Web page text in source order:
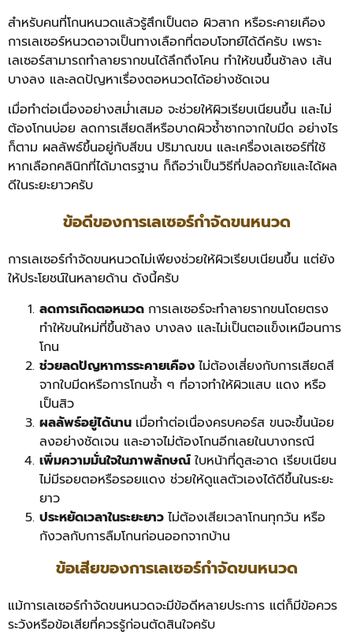
สำหรับคนที่โกนหนวดแล้วรู้สึกเป็นตอ ผิวสาก หรือระคายเคือง
การเลเซอร์หนวดอาจเป็นทางเลือกที่ตอบโจทย์ได้ดีครับ เพราะ
เลเซอร์สามารถทำลายรากขนได้ลึกถึงโคน ทำให้ขนขึ้นช้าลง เส้น
บางลง และลดปัญหาเรื่องตอหนวดได้อย่างชัดเจน
เมื่อทำต่อเนื่องอย่างสม่ำเสมอ จะช่วยให้ผิวเรียบเนียนขึ้น และไม่
ต้องโกนบ่อย ลดการเสียดสีหรือบาดผิวซ้ำซากจากใบมีด อย่างไร
ก็ตาม ผลลัพธ์ขึ้นอยู่กับสีขน ปริมาณขน และเครื่องเลเซอร์ที่ใช้
หากเลือกคลินิกที่ได้มาตรฐาน ก็ถือว่าเป็นวิธีที่ปลอดภัยและได้ผล
ดีในระยะยาวครับ
ข้อดีของการเลเซอร์กำจัดขนหนวด
การเลเซอร์กำจัดขนหนวดไม่เพียงช่วยให้ผิวเรียบเนียนขึ้น แต่ยัง
ให้ประโยชน์ในหลายด้าน ดังนี้ครับ
ลดการเกิดตอหนวด การเลเซอร์จะทำลายรากขนโดยตรง
ทำให้ขนใหม่ที่ขึ้นช้าลง บางลง และไม่เป็นตอแข็งเหมือนการ
โกน
ช่วยลดปัญหาการระคายเคือง ไม่ต้องเสี่ยงกับการเสียดสี
จากใบมีดหรือการโกนซ้ำ ๆ ที่อาจทำให้ผิวแสบ แดง หรือ
เป็นสิว
ผลลัพธ์อยู่ได้นาน เมื่อทำต่อเนื่องครบคอร์ส ขนจะขึ้นน้อย
ลงอย่างชัดเจน และอาจไม่ต้องโกนอีกเลยในบางกรณี
เพิ่มความมั่นใจในภาพลักษณ์ ใบหน้าที่ดูสะอาด เรียบเนียน
ไม่มีรอยตอหรือรอยแดง ช่วยให้ดูแลตัวเองได้ดีขึ้นในระยะ
ยาว
ประหยัดเวลาในระยะยาว ไม่ต้องเสียเวลาโกนทุกวัน หรือ
กังวลกับการลืมโกนก่อนออกจากบ้าน
ข้อเสียของการเลเซอร์กำจัดขนหนวด
แม้การเลเซอร์กำจัดขนหนวดจะมีข้อดีหลายประการ แต่ก็มีข้อควร
ระวังหรือข้อเสียที่ควรรู้ก่อนตัดสินใจครับ